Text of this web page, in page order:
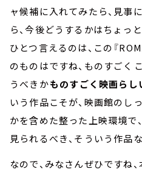
ャ候補に入れてみたら、見事
ら、今後どうするかはちょっ
ひとつ言えるのは、この『
のものはですね、ものすごく――
うべきか――ものすごく映画らし
いう作品こそが、映画館のし
かを含めた整った上映環境で
見られるべき、そういう作品
なので、みなさんぜひですね